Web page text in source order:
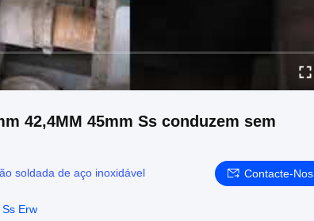
42,4MM 45mm Ss conduzem sem
soldada de aço inoxidável Contacte-Nos
Erw